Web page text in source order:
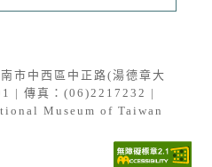
市中西區中正路(湯德章大
| 傳真：(06)2217232 |
Museum of Taiwan